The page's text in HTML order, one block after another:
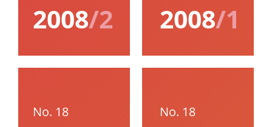
2008/2 2008/1
No. 18 No. 18